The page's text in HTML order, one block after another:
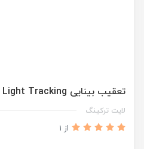
تعقیب بینایی Light Tracking
لایت ترکینگ
از 1